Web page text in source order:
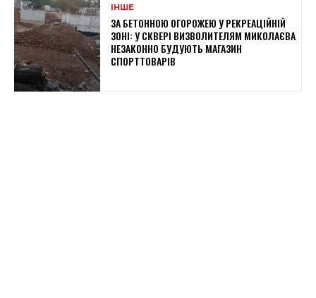
ІНШЕ
ЗА БЕТОННОЮ ОГОРОЖЕЮ У РЕКРЕАЦІЙНІЙ
ЗОНІ: У СКВЕРІ ВИЗВОЛИТЕЛЯМ МИКОЛАЄВА
НЕЗАКОННО БУДУЮТЬ МАГАЗИН
СПОРТТОВАРІВ